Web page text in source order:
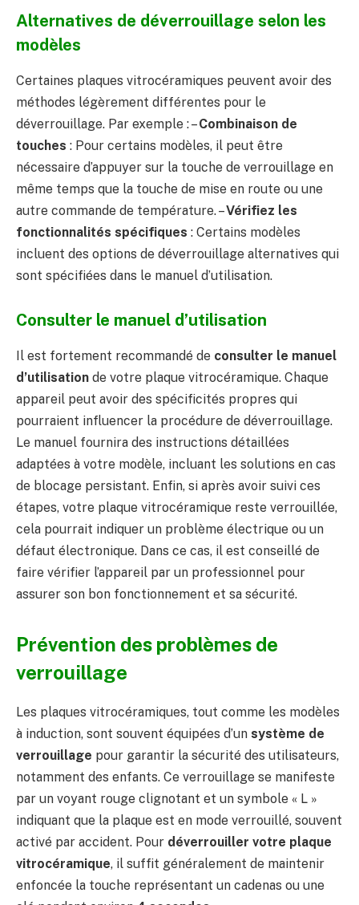
Alternatives de déverrouillage selon les
modèles
Certaines plaques vitrocéramiques peuvent avoir des
méthodes légèrement différentes pour le
déverrouillage. Par exemple : –Combinaison de
touches : Pour certains modèles, il peut être
nécessaire d’appuyer sur la touche de verrouillage en
même temps que la touche de mise en route ou une
autre commande de température. –Vérifiez les
fonctionnalités spécifiques : Certains modèles
incluent des options de déverrouillage alternatives qui
sont spécifiées dans le manuel d’utilisation.
Consulter le manuel d’utilisation
Il est fortement recommandé de consulter le manuel
d’utilisation de votre plaque vitrocéramique. Chaque
appareil peut avoir des spécificités propres qui
pourraient influencer la procédure de déverrouillage.
Le manuel fournira des instructions détaillées
adaptées à votre modèle, incluant les solutions en cas
de blocage persistant. Enfin, si après avoir suivi ces
étapes, votre plaque vitrocéramique reste verrouillée,
cela pourrait indiquer un problème électrique ou un
défaut électronique. Dans ce cas, il est conseillé de
faire vérifier l’appareil par un professionnel pour
assurer son bon fonctionnement et sa sécurité.
Prévention des problèmes de
verrouillage
Les plaques vitrocéramiques, tout comme les modèles
à induction, sont souvent équipées d’un système de
verrouillage pour garantir la sécurité des utilisateurs,
notamment des enfants. Ce verrouillage se manifeste
par un voyant rouge clignotant et un symbole « L »
indiquant que la plaque est en mode verrouillé, souvent
activé par accident. Pour déverrouiller votre plaque
vitrocéramique, il suffit généralement de maintenir
enfoncée la touche représentant un cadenas ou une